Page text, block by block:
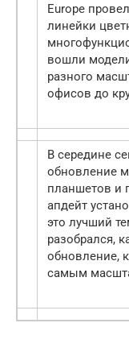
Europe
линейки
вошли
разного
офисов до
В середине
обновление
планшетов и
апдейт
это лучший
разобрался,
обновление,
самым